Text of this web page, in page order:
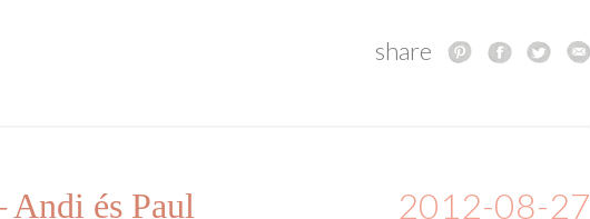
share
Andi és Paul 2012-08-27